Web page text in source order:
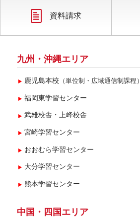
2024年11月(1)
2024年5月(1)
2024年4月(1)
2023年9月(1)
2022年10月(1)
2021年5月(3)
2020年9月(1)
2020年7月(1)
2019年5月(1)
2018年5月(1)
資料請求
九州・沖縄エリア
鹿児島本校 （単位制・広域通信制課程）
福岡東学習センター
武雄校舎・上峰校舎
宮崎学習センター
おおむら学習センター
大分学習センター
熊本学習センター
中国・四国エリア